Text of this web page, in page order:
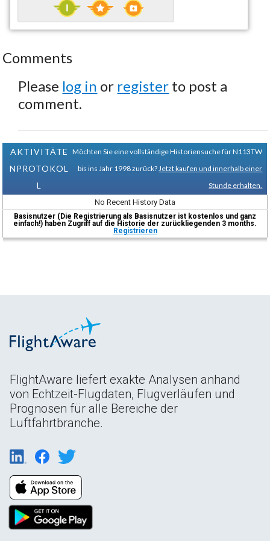
Comments
Please log in or register to post a
comment.
AKTIVITÄTE
NPROTOKOL
L
Möchten Sie eine vollständige Historiensuche für N113TW
bis ins Jahr 1998 zurück? Jetzt kaufen und innerhalb einer
Stunde erhalten.
No Recent History Data
Basisnutzer (Die Registrierung als Basisnutzer ist kostenlos und ganz
einfach!) haben Zugriff auf die Historie der zurückliegenden 3 months.
Registrieren
FlightAware liefert exakte Analysen anhand
von Echtzeit-Flugdaten, Flugverläufen und
Prognosen für alle Bereiche der
Luftfahrtbranche.